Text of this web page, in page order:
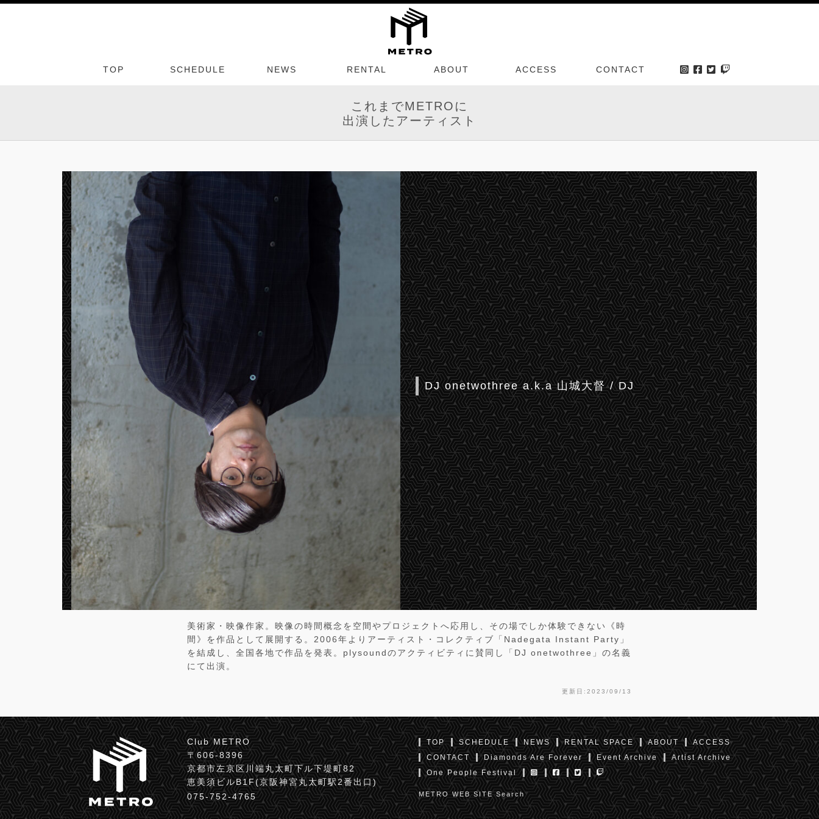
TOP SCHEDULE NEWS RENTAL ABOUT ACCESS CONTACT
これまでMETROに
出演したアーティスト
DJ onetwothree a.k.a 山城大督 / DJ
美術家・映像作家。映像の時間概念を空間やプロジェクトへ応用し、その場でしか体験できない《時
間》を作品として展開する。2006年よりアーティスト・コレクティブ「Nadegata Instant Party」
を結成し、全国各地で作品を発表。plysoundのアクティビティに賛同し「DJ onetwothree」の名義
にて出演。
更新日:2023/09/13
Club METRO
〒606-8396
京都市左京区川端丸太町下ル下堤町82
恵美須ビルB1F(京阪神宮丸太町駅2番出口)
075-752-4765
TOP SCHEDULE NEWS RENTAL SPACE ABOUT
ACCESS
CONTACT
Diamonds Are Forever Event Archive
Artist Archive
One People Festival
METRO WEB SITE Search